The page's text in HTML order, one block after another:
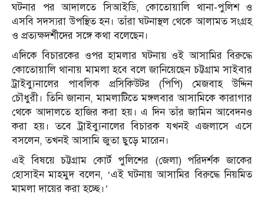
ঘটনার পর আদালতে সিআইডি, কোতোয়ালি থানা-পুলিশ ও
এসবি সদস্যরা উপস্থিত হন। তাঁরা ঘটনাস্থল থেকে আলামত সংগ্রহ
ও প্রত্যক্ষদর্শীদের সঙ্গে কথা বলেছেন।
এদিকে বিচারকের ওপর হামলার ঘটনায় ওই আসামির বিরুদ্ধে
কোতোয়ালি থানায় মামলা হবে বলে জানিয়েছেন চট্টগ্রাম সাইবার
ট্রাইব্যুনালের পাবলিক প্রসিকিউটর (পিপি) মেজবাহ উদ্দিন
চৌধুরী। তিনি জানান, মামলাটিতে মঙ্গলবার আসামিকে কারাগার
থেকে আদালতে হাজির করা হয়। এ দিন তাঁর জামিন আবেদনও
করা হয়। তবে ট্রাইব্যুনালের বিচারক যখনই এজলাসে এসে
বসলেন, তখনই আসামি জুতা ছুড়ে মারেন।
এই বিষয়ে চট্টগ্রাম কোর্ট পুলিশের (জেলা) পরিদর্শক জাকের
হোসাইন মাহমুদ বলেন, ‘এই ঘটনায় আসামির বিরুদ্ধে নিয়মিত
মামলা দায়ের করা হচ্ছে।’